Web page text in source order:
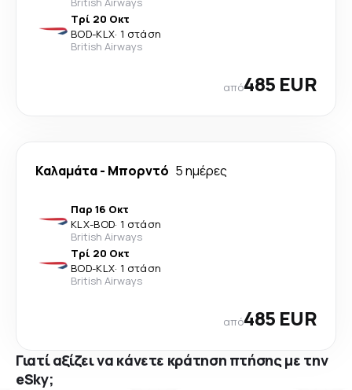
Τρί 20 Οκτ
BOD-KLX· 1 στάση
British Airways
από485 EUR
Καλαμάτα- Μπορντό 5 ημέρες
Παρ 16 Οκτ
KLX-BOD· 1 στάση
British Airways
Τρί 20 Οκτ
BOD-KLX· 1 στάση
British Airways
από485 EUR
Γιατί αξίζει να κάνετε κράτηση πτήσης με την
eSky;